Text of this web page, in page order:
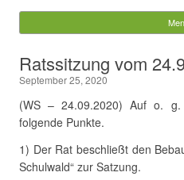
Gemeinde
Ratssitzung vom
September 25, 2020
(WS – 24.09.2020) Auf o.
folgende Punkte.
1) Der Rat beschließt den
Schulwald“ zur Satzung.